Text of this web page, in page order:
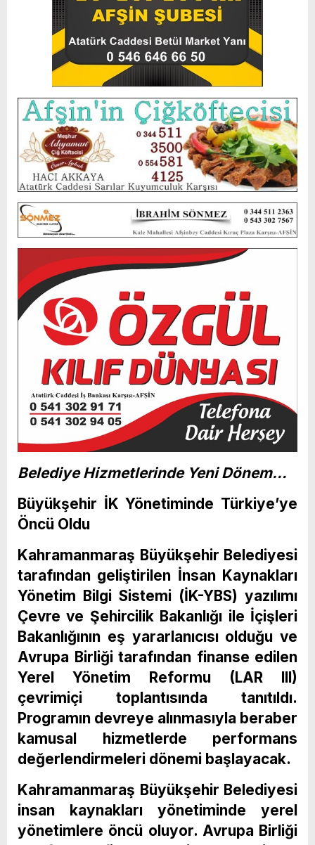
Belediye Hizmetlerinde Yeni Dönem…
Büyükşehir İK Yönetiminde Türkiye’ye
Öncü Oldu
Kahramanmaraş Büyükşehir Belediyesi
tarafından geliştirilen İnsan Kaynakları
Yönetim Bilgi Sistemi (İK-YBS) yazılımı
Çevre ve Şehircilik Bakanlığı ile İçişleri
Bakanlığının eş yararlanıcısı olduğu ve
Avrupa Birliği tarafından finanse edilen
Yerel Yönetim Reformu (LAR III)
çevrimiçi toplantısında tanıtıldı.
Programın devreye alınmasıyla beraber
kamusal hizmetlerde performans
değerlendirmeleri dönemi başlayacak.
Kahramanmaraş Büyükşehir Belediyesi
insan kaynakları yönetiminde yerel
yönetimlere öncü oluyor. Avrupa Birliği